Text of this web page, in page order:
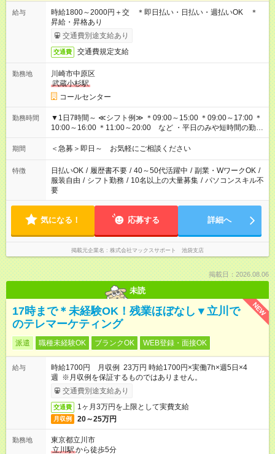
給与
時給1800～2000円＋交 ＊即日払い・日払い・週払いOK ＊
昇給・昇格あり
交通費別途支給あり
交通費 交通費規定支給
勤務地
川崎市中原区
武蔵小杉駅
コールセンター
勤務時間
▼1日7時間～ ≪シフト例≫ ＊09:00～15:00 ＊09:00～17:00 ＊
10:00～16:00 ＊11:00～20:00 など ・平日のみや短時間の勤務
もOK！ ・働き方はお気軽にご相談下さい
期間 ＜急募＞即日～ お気軽にご相談ください
特徴 日払いOK / 履歴書不要 / 40～50代活躍中 / 副業・WワークOK /
服装自由 / シフト勤務 / 10名以上の大量募集 / パソコンスキル不
要
気になる！ 応募する 詳細へ
掲載元企業名 株式会社マックスサポート 池袋支店
掲載日：2026.08.06
未読
NEW
17時まで＊未経験OK！残業ほぼなし▼立川で
のテレマーケティング
派遣 職種未経験OK ブランクOK WEB登録・面接OK
給与
時給1700円 月収例 23万円 時給1700円×実働7h×週5日×4
週 ※月収例を保証するものではありません。
交通費別途支給あり
交通費 1ヶ月3万円を上限として実費支給
月収例 20～25万円
勤務地
東京都立川市
立川駅から徒歩5分